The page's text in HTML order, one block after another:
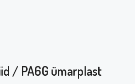
/ PA6G ümarplast